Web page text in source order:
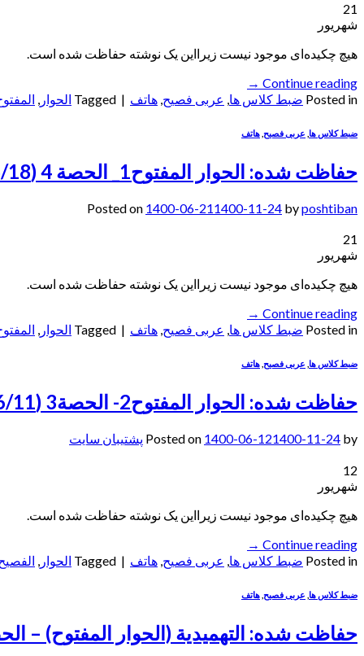
21
شهریور
هیچ چکیده‌ای موجود نیست زیرا‌این یک نوشته حفاظت شده است.
Continue reading
→
Posted in ضبط کلاس ها, عربی فصیح, هاتف |
Tagged الحوار ,
ضبط کلاس ها عربی فصیح هاتف
حفاظت شده: الحوار المفتوح1_ الحصة 4 (1400/6/18) – الاستاذة حاجی قاسمی
Posted on 1400-06-211400-11-24 byposhtiban
21
شهریور
هیچ چکیده‌ای موجود نیست زیرا‌این یک نوشته حفاظت شده است.
Continue reading
→
Posted in ضبط کلاس ها, عربی فصیح, هاتف |
Tagged الحوار ,
ضبط کلاس ها عربی فصیح هاتف
حفاظت شده: الحوار المفتوح2- الحصة3 (1400/6/11)
Posted on 1400-06-121400-11-24 by پشتیبان سایت
12
شهریور
هیچ چکیده‌ای موجود نیست زیرا‌این یک نوشته حفاظت شده است.
Continue reading
→
Posted in ضبط کلاس ها, عربی فصیح, هاتف |
Tagged الحوار ,
ضبط کلاس ها عربی فصیح هاتف
حفاظت شده: التهمیدیة (الحوار المفتوح) – الحصة 11